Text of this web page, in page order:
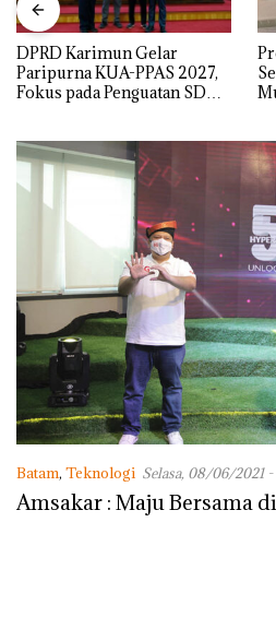
DPRD Karimun Gelar
Paripurna KUA-PPAS 2027,
Fokus pada Penguatan SDM,
Batam, Teknologi Selasa, 08/06/2021 -
Amsakar : Maju Bersama